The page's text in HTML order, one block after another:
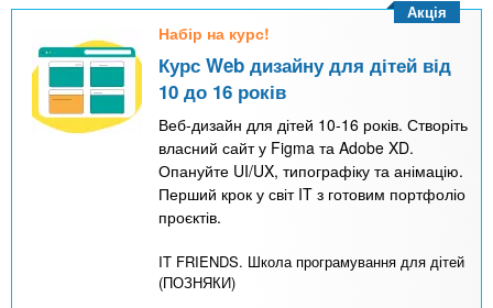
Набір на курс!
Курс Web дизайну для дітей від
10 до 16 років
Веб-дизайн для дітей 10-16 років. Створіть
власний сайт у Figma та Adobe XD.
Опануйте UI/UX, типографіку та анімацію.
Перший крок у світ IT з готовим портфоліо
проєктів.
IT FRIENDS. Школа програмування для дітей
(ПОЗНЯКИ)
Акція